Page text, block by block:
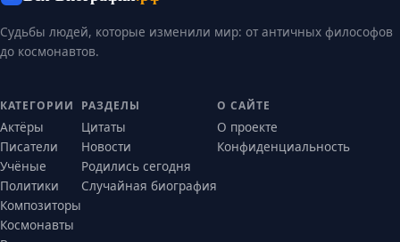
Судьбы людей, которые изменили мир: от античных философов
до космонавтов.
КАТЕГОРИИ
Актёры
Писатели
Учёные
Политики
Композиторы
Космонавты
РАЗДЕЛЫ
Цитаты
Новости
Родились сегодня
Случайная биография
О САЙТЕ
О проекте
Конфиденциальность